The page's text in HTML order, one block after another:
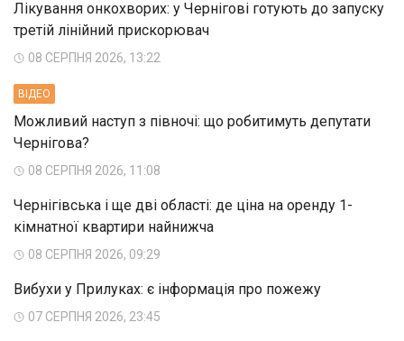
Лікування онкохворих: у Чернігові готують до запуску
третій лінійний прискорювач
08 СЕРПНЯ 2026, 13:22
ВIДЕО
Можливий наступ з півночі: що робитимуть депутати
Чернігова?
08 СЕРПНЯ 2026, 11:08
Чернігівська і ще дві області: де ціна на оренду 1-
кімнатної квартири найнижча
08 СЕРПНЯ 2026, 09:29
Вибухи у Прилуках: є інформація про пожежу
07 СЕРПНЯ 2026, 23:45